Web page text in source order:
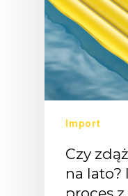
Import
Czy
na lato?